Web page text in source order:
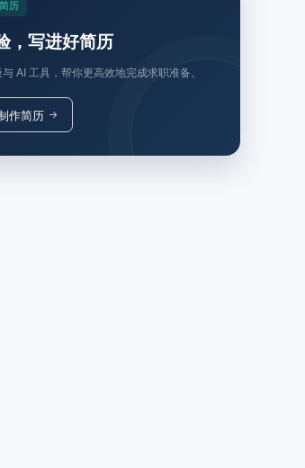
历
，写进好简历
AI 工具，帮你更高效地完成求职准备。
作简历